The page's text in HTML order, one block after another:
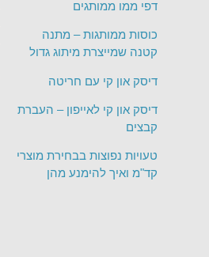
דפי ממו ממותגים
כוסות ממותגות – מתנה
קטנה שמייצרת מיתוג גדול
דיסק און קי עם חריטה
דיסק און קי לאייפון – העברת
קבצים
טעויות נפוצות בבחירת מוצרי
קד"מ ואיך להימנע מהן